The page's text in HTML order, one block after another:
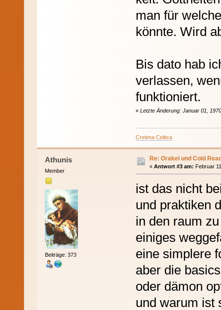
man für
könnte. Wird
Bis dato hab
verlassen,
funktioniert.
« Letzte Änderung: Januar 01,
Cretima Celtica
Athunis
Member
Beiträge: 373
Re: Orakel und Cold
« Antwort #3 am: Februar
ist das nicht
und praktiken
in den raum
einiges
eine simplere
aber die
oder dämon
und warum ist